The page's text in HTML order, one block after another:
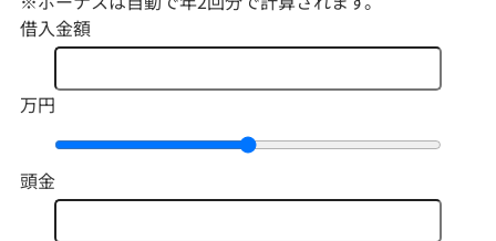
借入金額
万円
頭金